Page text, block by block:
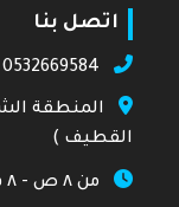
اتصل بنا
المنطقة
القطيف )
من ٨ ص - ٨ م